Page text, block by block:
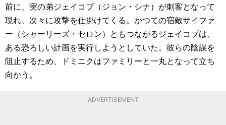
前に、実の弟ジェイコブ（ジョン・シナ）が刺客となって
現れ、次々に攻撃を仕掛けてくる。かつての宿敵サイファ
ー（シャーリーズ・セロン）ともつながるジェイコブは、
ある恐ろしい計画を実行しようとしていた。彼らの陰謀を
阻止するため、ドミニクはファミリーと一丸となって立ち
向かう。
ADVERTISEMENT